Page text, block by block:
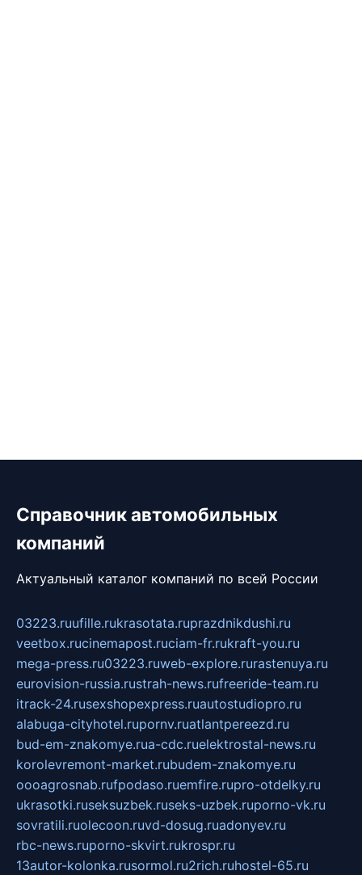
Справочник автомобильных
компаний
Актуальный каталог компаний по всей России
03223.ruufille.rukrasotata.ruprazdnikdushi.ru
veetbox.rucinemapost.ruciam-fr.rukraft-you.ru
mega-press.ru03223.ruweb-explore.rurastenuya.ru
eurovision-russia.rustrah-news.rufreeride-team.ru
itrack-24.rusexshopexpress.ruautostudiopro.ru
alabuga-cityhotel.rupornv.ruatlantpereezd.ru
bud-em-znakomye.rua-cdc.ruelektrostal-news.ru
korolevremont-market.rubudem-znakomye.ru
oooagrosnab.rufpodaso.ruemfire.rupro-otdelky.ru
ukrasotki.ruseksuzbek.ruseks-uzbek.ruporno-vk.ru
sovratili.ruolecoon.ruvd-dosug.ruadonyev.ru
rbc-news.ruporno-skvirt.rukrospr.ru
13autor-kolonka.rusormol.ru2rich.ruhostel-65.ru